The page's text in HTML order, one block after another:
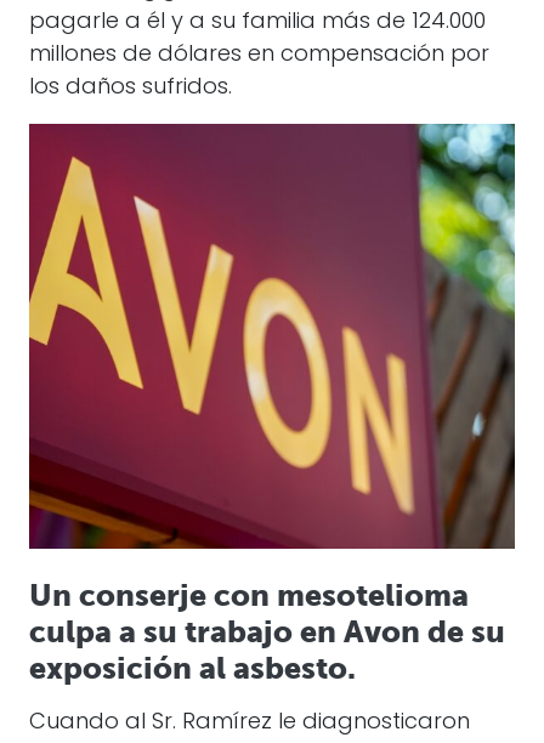
pagarle a él y a su familia más de 124.000
millones de dólares en compensación por
los daños sufridos.
Un conserje con mesotelioma
culpa a su trabajo en Avon de su
exposición al asbesto.
Cuando al Sr. Ramírez le diagnosticaron